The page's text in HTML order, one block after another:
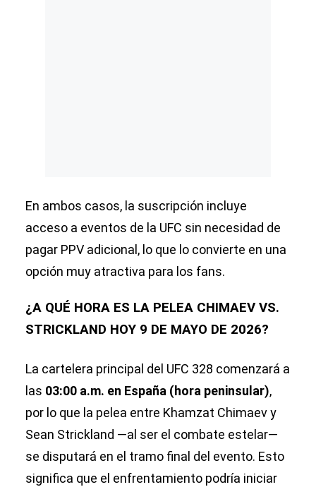
En ambos casos, la suscripción incluye
acceso a eventos de la UFC sin necesidad de
pagar PPV adicional, lo que lo convierte en una
opción muy atractiva para los fans.
¿A QUÉ HORA ES LA PELEA CHIMAEV VS.
STRICKLAND HOY 9 DE MAYO DE 2026?
La cartelera principal del UFC 328 comenzará a
las 03:00 a.m. en España (hora peninsular),
por lo que la pelea entre Khamzat Chimaev y
Sean Strickland —al ser el combate estelar—
se disputará en el tramo final del evento. Esto
significa que el enfrentamiento podría iniciar